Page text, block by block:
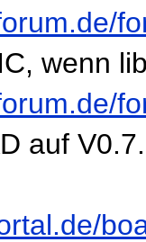
wenn
auf